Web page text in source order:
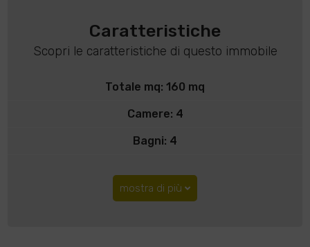
Caratteristiche
Scopri le caratteristiche di questo immobile
Totale mq: 160 mq
Camere: 4
Bagni: 4
mostra di più